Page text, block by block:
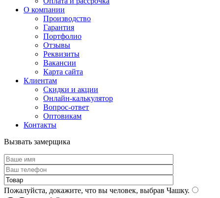
О компании
Производство
Гарантия
Портфолио
Отзывы
Реквизиты
Вакансии
Карта сайта
Клиентам
Скидки и акции
Онлайн-калькулятор
Вопрос-ответ
Оптовикам
Контакты
Вызвать замерщика
Пожалуйста, докажите, что вы человек, выбрав Чашку.